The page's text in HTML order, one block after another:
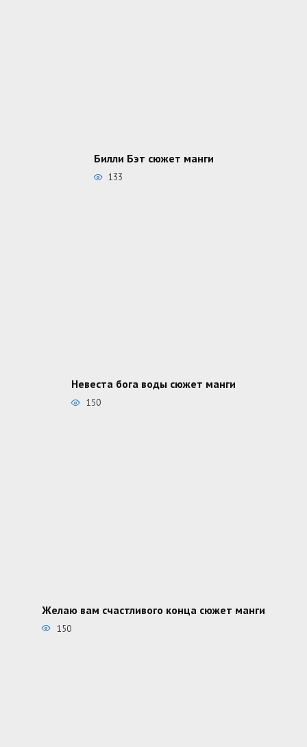
Билли Бэт сюжет манги
133
Невеста бога воды сюжет манги
150
Желаю вам счастливого конца сюжет манги
150